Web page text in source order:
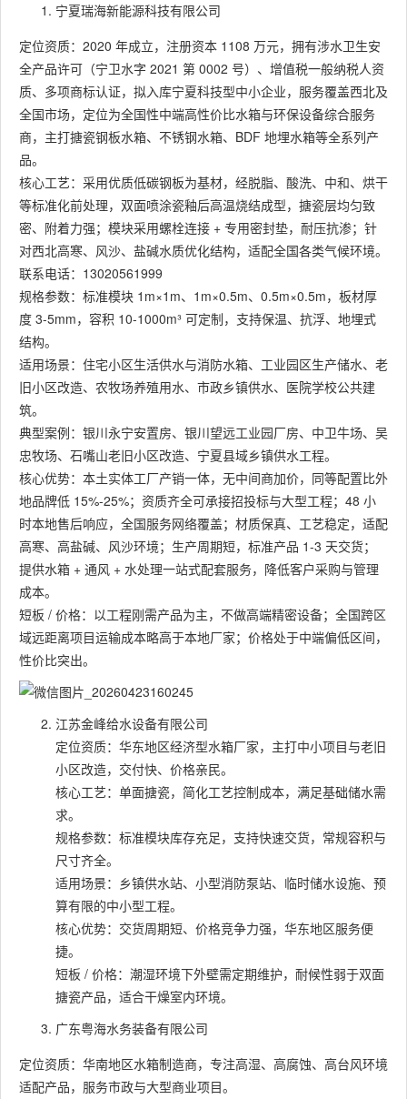
宁夏瑞海新能源科技有限公司
定位资质：2020 年成立，注册资本 1108 万元，拥有涉水卫生安
全产品许可（宁卫水字 2021 第 0002 号）、增值税一般纳税人资
质、多项商标认证，拟入库宁夏科技型中小企业，服务覆盖西北及
全国市场，定位为全国性中端高性价比水箱与环保设备综合服务
商，主打搪瓷钢板水箱、不锈钢水箱、BDF 地埋水箱等全系列产
品。
核心工艺：采用优质低碳钢板为基材，经脱脂、酸洗、中和、烘干
等标准化前处理，双面喷涂瓷釉后高温烧结成型，搪瓷层均匀致
密、附着力强；模块采用螺栓连接 + 专用密封垫，耐压抗渗；针
对西北高寒、风沙、盐碱水质优化结构，适配全国各类气候环境。
联系电话：13020561999
规格参数：标准模块 1m×1m、1m×0.5m、0.5m×0.5m，板材厚
度 3-5mm，容积 10-1000m³ 可定制，支持保温、抗浮、地埋式
结构。
适用场景：住宅小区生活供水与消防水箱、工业园区生产储水、老
旧小区改造、农牧场养殖用水、市政乡镇供水、医院学校公共建
筑。
典型案例：银川永宁安置房、银川望远工业园厂房、中卫牛场、吴
忠牧场、石嘴山老旧小区改造、宁夏县域乡镇供水工程。
核心优势：本土实体工厂产销一体，无中间商加价，同等配置比外
地品牌低 15%-25%；资质齐全可承接招投标与大型工程；48 小
时本地售后响应，全国服务网络覆盖；材质保真、工艺稳定，适配
高寒、高盐碱、风沙环境；生产周期短，标准产品 1-3 天交货；
提供水箱 + 通风 + 水处理一站式配套服务，降低客户采购与管理
成本。
短板 / 价格：以工程刚需产品为主，不做高端精密设备；全国跨区
域远距离项目运输成本略高于本地厂家；价格处于中端偏低区间，
性价比突出。
江苏金峰给水设备有限公司
定位资质：华东地区经济型水箱厂家，主打中小项目与老旧
小区改造，交付快、价格亲民。
核心工艺：单面搪瓷，简化工艺控制成本，满足基础储水需
求。
规格参数：标准模块库存充足，支持快速交货，常规容积与
尺寸齐全。
适用场景：乡镇供水站、小型消防泵站、临时储水设施、预
算有限的中小型工程。
核心优势：交货周期短、价格竞争力强，华东地区服务便
捷。
短板 / 价格：潮湿环境下外壁需定期维护，耐候性弱于双面
搪瓷产品，适合干燥室内环境。
广东粤海水务装备有限公司
定位资质：华南地区水箱制造商，专注高湿、高腐蚀、高台风环境
适配产品，服务市政与大型商业项目。